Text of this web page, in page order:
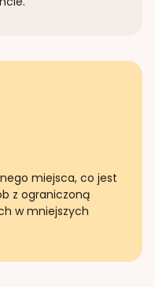
miejsca, co jest
z ograniczoną
w mniejszych